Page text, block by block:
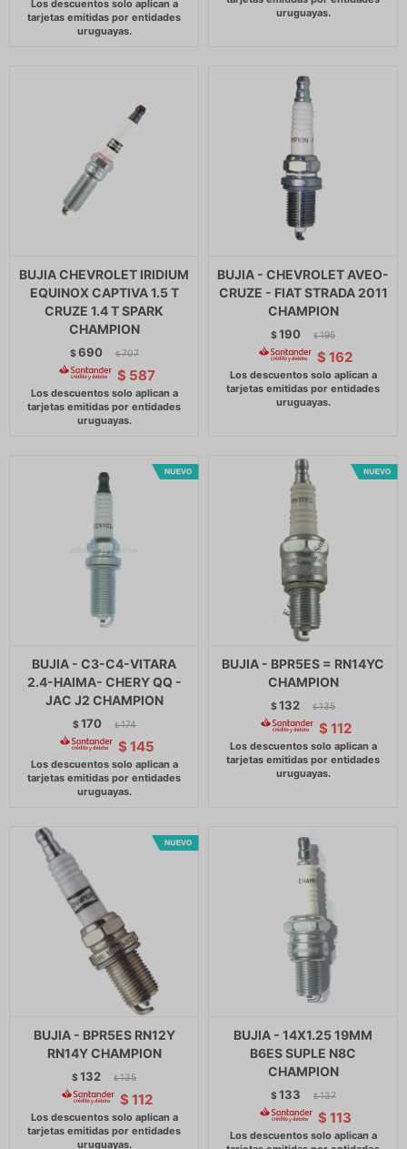
BUJIA CHEVROLET IRIDIUM
EQUINOX CAPTIVA 1.5 T
CRUZE 1.4 T SPARK
CHAMPION
$690 $ 707
$ 587
BUJIA - CHEVROLET AVEO-
CRUZE - FIAT STRADA 2011
CHAMPION
$190 $ 195
$ 162
BUJIA - C3-C4-VITARA
2.4-HAIMA- CHERY QQ -
JAC J2 CHAMPION
$170 $ 174
$ 145
BUJIA - BPR5ES = RN14YC
CHAMPION
$132 $ 135
$ 112
BUJIA - BPR5ES RN12Y
RN14Y CHAMPION
$132 $ 135
$ 112
BUJIA - 14X1.25 19MM
B6ES SUPLE N8C
CHAMPION
$133 $ 137
$ 113